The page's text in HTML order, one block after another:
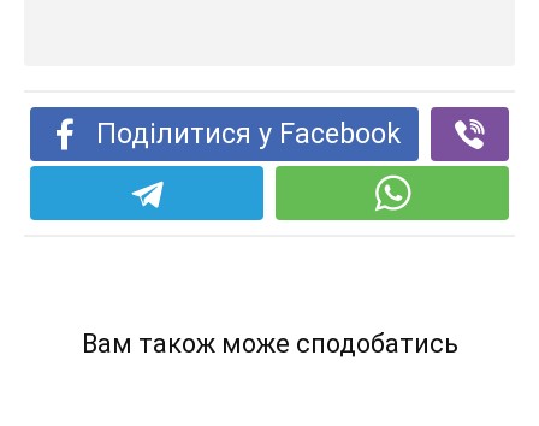
Поділитися у Facebook
Вам також може сподобатись